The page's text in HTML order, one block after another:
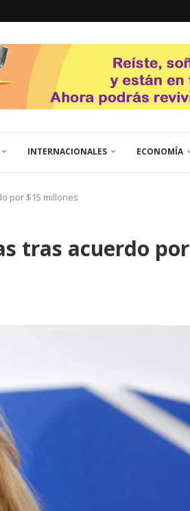
INTERNACIONALES ECONOMÍA
por $15 millones
tras acuerdo por